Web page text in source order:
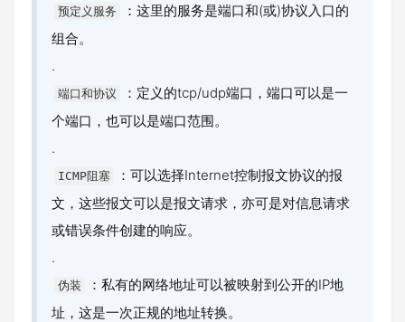
预定义服务
：这里的服务是端口和(或)协议入口的
组合。
.
端口和协议
：定义的tcp/udp端口，端口可以是一
个端口，也可以是端口范围。
.
ICMP阻塞
：可以选择Internet控制报文协议的报
文，这些报文可以是报文请求，亦可是对信息请求
或错误条件创建的响应。
.
伪装
：私有的网络地址可以被映射到公开的IP地
址，这是一次正规的地址转换。